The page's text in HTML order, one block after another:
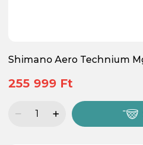
Shimano Aero Technium
255 999 Ft